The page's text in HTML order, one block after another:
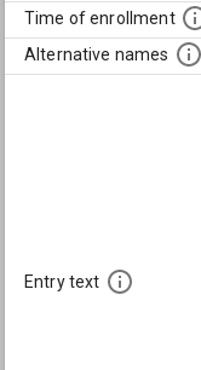
Time of enrollment
Alternative names
Entry text